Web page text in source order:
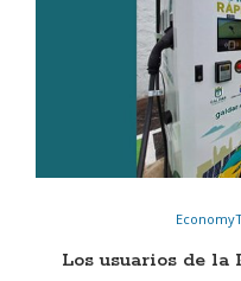
Los usuarios de la